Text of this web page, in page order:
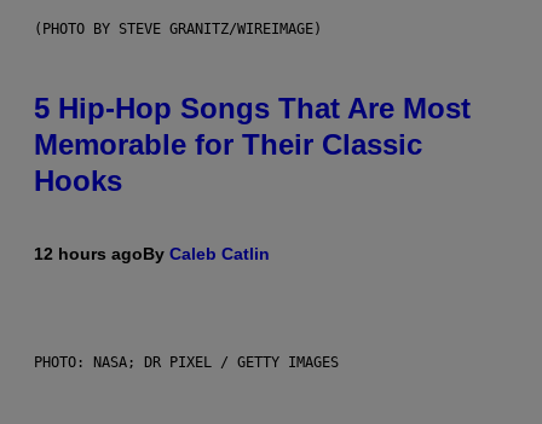
(PHOTO BY STEVE GRANITZ/WIREIMAGE)
5 Hip-Hop Songs That Are Most
Memorable for Their Classic
Hooks
12 hours agoBy Caleb Catlin
PHOTO: NASA; DR PIXEL / GETTY IMAGES